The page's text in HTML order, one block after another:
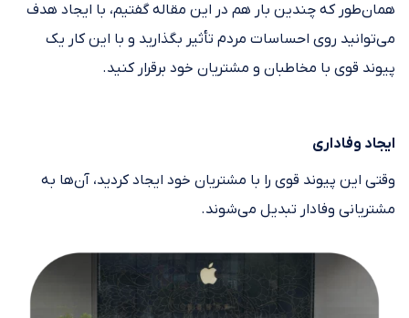
همان‌طور که چندین بار هم در این مقاله گفتیم، با ایجاد هدف
می‌توانید روی احساسات مردم تأثیر بگذارید و با این کار یک
پیوند قوی با مخاطبان و مشتریان خود برقرار کنید.
ایجاد وفاداری
وقتی این پیوند قوی را با مشتریان خود ایجاد کردید، آن‌ها به
مشتریانی وفادار تبدیل می‌شوند.